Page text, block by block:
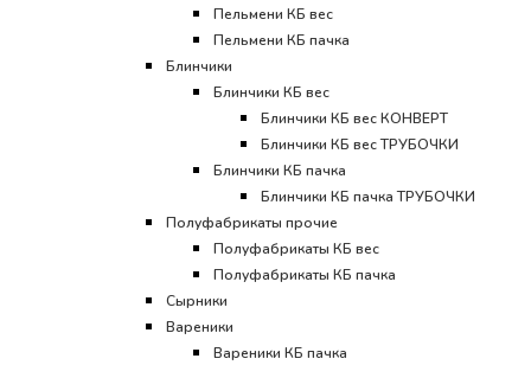
Пельмени КБ вес
Пельмени КБ пачка
Блинчики
Блинчики КБ вес
Блинчики КБ вес КОНВЕРТ
Блинчики КБ вес ТРУБОЧКИ
Блинчики КБ пачка
Блинчики КБ пачка ТРУБОЧКИ
Полуфабрикаты прочие
Полуфабрикаты КБ вес
Полуфабрикаты КБ пачка
Сырники
Вареники
Вареники КБ пачка